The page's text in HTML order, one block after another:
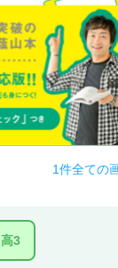
1件全ての
高3